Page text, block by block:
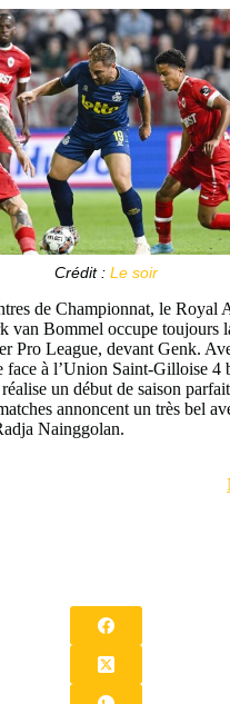
Crédit : Le soir
de Championnat, le Royal
van Bommel occupe toujours
Pro League, devant Genk.
à l’Union Saint-Gilloise 4
un début de saison
annoncent un très bel
Nainggolan.